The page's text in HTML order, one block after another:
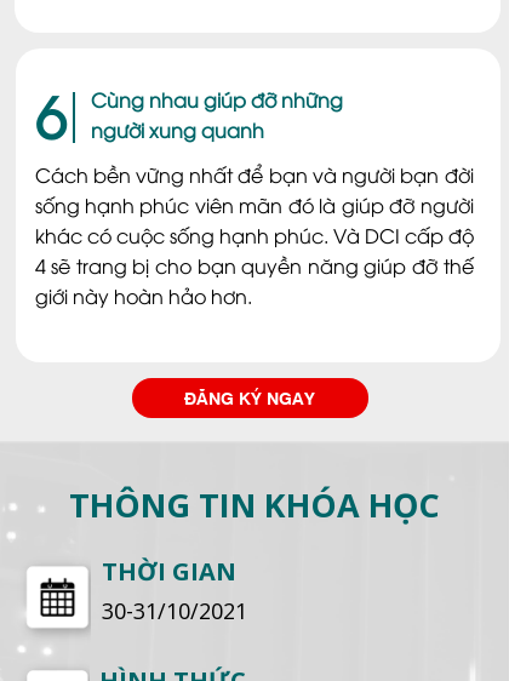
Cùng nhau giúp đỡ những
người xung quanh
Cách bền vững nhất để bạn và người bạn đời
sống hạnh phúc viên mãn đó là giúp đỡ người
khác có cuộc sống hạnh phúc. Và DCI cấp độ
4 sẽ trang bị cho bạn quyền năng giúp đỡ thế
giới này hoàn hảo hơn.
6
ĐĂNG KÝ NGAY
THỜI GIAN
30-31/10/2021
THÔNG TIN KHÓA HỌC